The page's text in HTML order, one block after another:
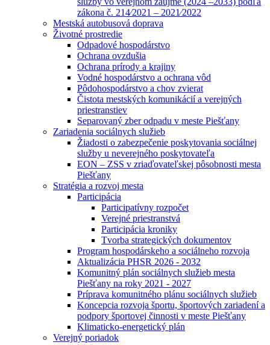
zákona č. 214⁄2021 – 2021⁄2022
Mestská autobusová doprava
Životné prostredie
Odpadové hospodárstvo
Ochrana ovzdušia
Ochrana prírody a krajiny
Vodné hospodárstvo a ochrana vôd
Pôdohospodárstvo a chov zvierat
Čistota mestských komunikácií a verejných
priestranstiev
Separovaný zber odpadu v meste Piešťany
Zariadenia sociálnych služieb
Žiadosti o zabezpečenie poskytovania sociálnej
služby u neverejného poskytovateľa
EON – ZSS v zriaďovateľskej pôsobnosti mesta
Piešťany
Stratégia a rozvoj mesta
Participácia
Participatívny rozpočet
Verejné priestranstvá
Participácia kroniky
Tvorba strategických dokumentov
Program hospodárskeho a sociálneho rozvoja
Aktualizácia PHSR 2026 - 2032
Komunitný plán sociálnych služieb mesta
Piešťany na roky 2021 - 2027
Príprava komunitného plánu sociálnych služieb
Koncepcia rozvoja športu, športových zariadení a
podpory športovej činnosti v meste Piešťany
Klimaticko-energetický plán
Verejný poriadok